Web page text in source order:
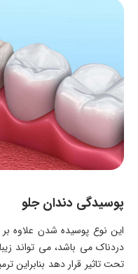
پوسیدگی دندان جلو
این نوع پوسیده شدن علاوه
دردناک می باشد، می تواند
تحت تاثیر قرار دهد بنابراین